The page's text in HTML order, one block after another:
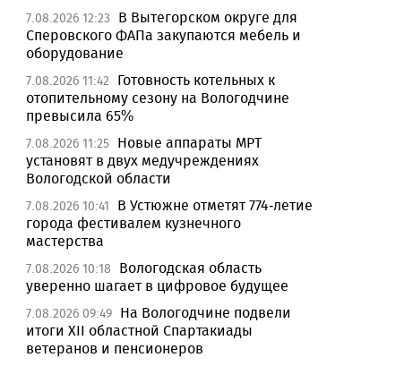
7.08.2026 12:23
В Вытегорском округе для
Сперовского ФАПа закупаются мебель и
оборудование
7.08.2026 11:42
Готовность котельных к
отопительному сезону на Вологодчине
превысила 65%
7.08.2026 11:25 Новые аппараты МРТ
установят в двух медучреждениях
Вологодской области
7.08.2026 10:41
В Устюжне отметят 774-летие
города фестивалем кузнечного
мастерства
7.08.2026 10:18
Вологодская область
уверенно шагает в цифровое будущее
7.08.2026 09:49 На Вологодчине подвели
итоги XII областной Спартакиады
ветеранов и пенсионеров